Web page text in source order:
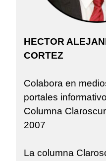
HECTOR
CORTEZ
Colabora en
portales
Columna
2007
La columna